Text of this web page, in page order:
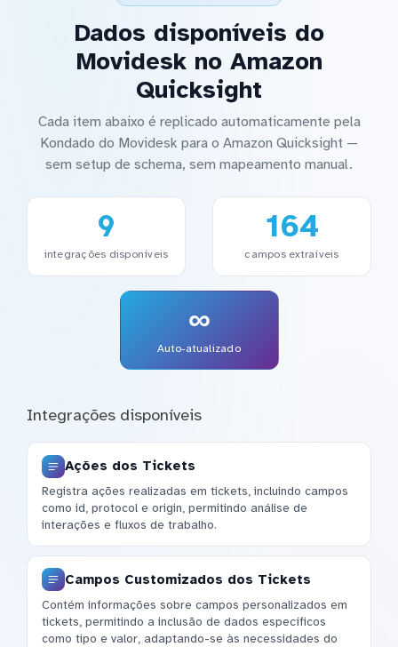
Dados disponíveis do
Movidesk no Amazon
Quicksight
Cada item abaixo é replicado automaticamente pela
Kondado do Movidesk para o Amazon Quicksight —
sem setup de schema, sem mapeamento manual.
9
integrações disponíveis
164
campos extraíveis
∞
Auto-atualizado
Integrações disponíveis
Ações dos Tickets
Registra ações realizadas em tickets, incluindo campos
como id, protocol e origin, permitindo análise de
interações e fluxos de trabalho.
Campos Customizados dos Tickets
Contém informações sobre campos personalizados em
tickets, permitindo a inclusão de dados específicos
como tipo e valor, adaptando-se às necessidades do